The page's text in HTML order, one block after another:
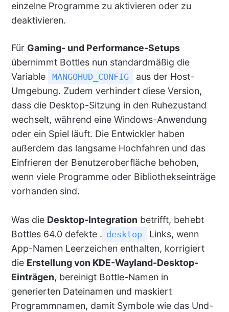
einzelne Programme zu aktivieren oder zu
deaktivieren.
Für Gaming- und Performance-Setups
übernimmt Bottles nun standardmäßig die
Variable
MANGOHUD_CONFIG
aus der Host-
Umgebung. Zudem verhindert diese Version,
dass die Desktop-Sitzung in den Ruhezustand
wechselt, während eine Windows-Anwendung
oder ein Spiel läuft. Die Entwickler haben
außerdem das langsame Hochfahren und das
Einfrieren der Benutzeroberfläche behoben,
wenn viele Programme oder Bibliothekseinträge
vorhanden sind.
Was die Desktop-Integration betrifft, behebt
Bottles 64.0 defekte . desktop
Links, wenn
App-Namen Leerzeichen enthalten, korrigiert
die Erstellung von KDE-Wayland-Desktop-
Einträgen, bereinigt Bottle-Namen in
generierten Dateinamen und maskiert
Programmnamen, damit Symbole wie das Und-